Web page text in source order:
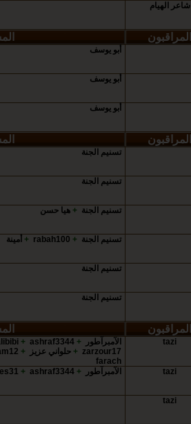
شاعر الهيام
المراقبون
أبو يوسف
أبو يوسف
أبو يوسف
المراقبون
تسنيم الجنة
تسنيم الجنة
تسنيم الجنة +هيا حسن
تسنيم الجنة +
rabah100
+ أمينة
تسنيم الجنة
تسنيم الجنة
المراقبون
tazi الآمبرآطور +
ashraf3344
+
zarzour17
+حلواني عزيز +
farach
tazi الآمبرآطور +
ashraf3344
+
tazi